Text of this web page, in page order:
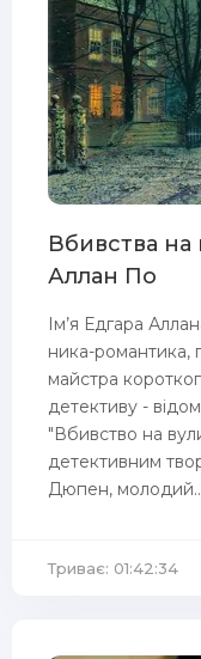
Вбивства на
Аллан По
Ім’я Едгара
ника-романтика,
майстра
детективу -
"Вбивство на
детективним
Дюпен,
Триває: 01:42:34